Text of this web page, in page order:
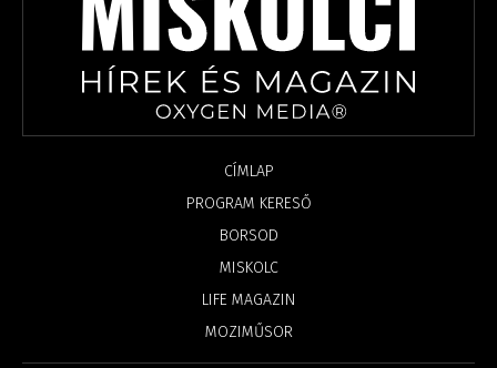
CÍMLAP
PROGRAM KERESŐ
BORSOD
MISKOLC
LIFE MAGAZIN
MOZIMŰSOR